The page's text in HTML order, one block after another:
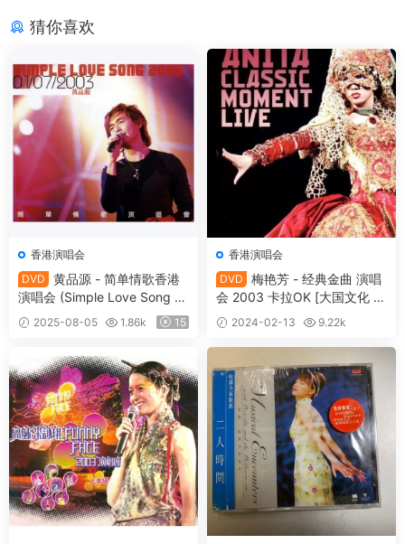
猜你喜欢
香港演唱会
DVD
黄品源 - 简单情歌香港
演唱会 (Simple Love Song Li
ve Concert in Hong Kong) 20
03 [DVD ISO 4.33GB]
2025-08-05 1.86k 15
香港演唱会
DVD
梅艳芳 - 经典金曲 演唱
会 2003 卡拉OK [大国文化 M
usic Nation] DVD-9 [3DVD
6.29G+5.28G+7.53G]
2024-02-13
9.22k